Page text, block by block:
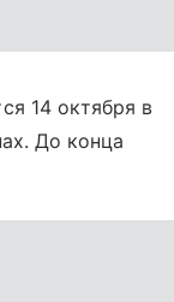
14 октября в
До конца